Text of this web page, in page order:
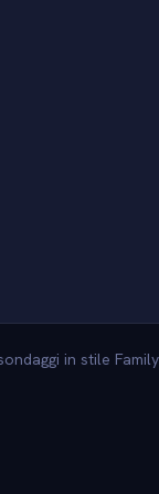
in stile